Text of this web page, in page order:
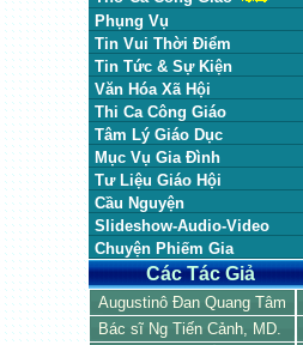
Phụng Vụ
Tin Vui Thời Điểm
Tin Tức & Sự Kiện
Văn Hóa Xã Hội
Thi Ca Công Giáo
Tâm Lý Giáo Dục
Mục Vụ Gia Đình
Tư Liệu Giáo Hội
Cầu Nguyện
Slideshow-Audio-Video
Chuyện Phiếm Gia
Các Tác Giả
Augustinô Đan Quang Tâm
Bác sĩ Ng Tiến Cảnh, MD.